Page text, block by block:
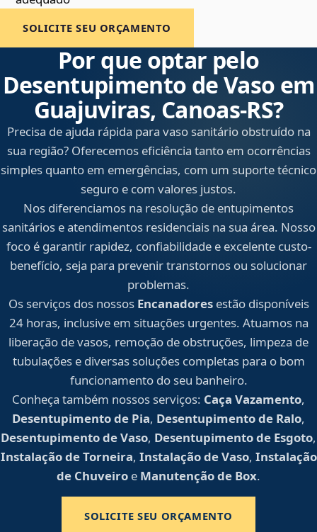
SOLICITE SEU ORÇAMENTO
Por que optar pelo
Desentupimento de Vaso em
Guajuviras, Canoas‑RS?
Precisa de ajuda rápida para vaso sanitário obstruído na
sua região? Oferecemos eficiência tanto em ocorrências
simples quanto em emergências, com um suporte técnico
seguro e com valores justos.
Nos diferenciamos na resolução de entupimentos
sanitários e atendimentos residenciais na sua área. Nosso
foco é garantir rapidez, confiabilidade e excelente custo-
benefício, seja para prevenir transtornos ou solucionar
problemas.
Os serviços dos nossos Encanadoresestão disponíveis
24 horas, inclusive em situações urgentes. Atuamos na
liberação de vasos, remoção de obstruções, limpeza de
tubulações e diversas soluções completas para o bom
funcionamento do seu banheiro.
Conheça também nossos serviços: Caça Vazamento,
Desentupimento de Pia, Desentupimento de Ralo,
Desentupimento de Vaso, Desentupimento de Esgoto,
Instalação de Torneira, Instalação de Vaso, Instalação
de Chuveiro e Manutenção de Box.
SOLICITE SEU ORÇAMENTO